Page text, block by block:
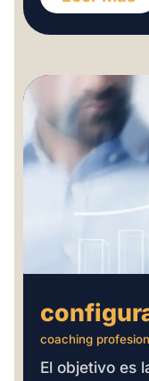
coaching
El objetivo es